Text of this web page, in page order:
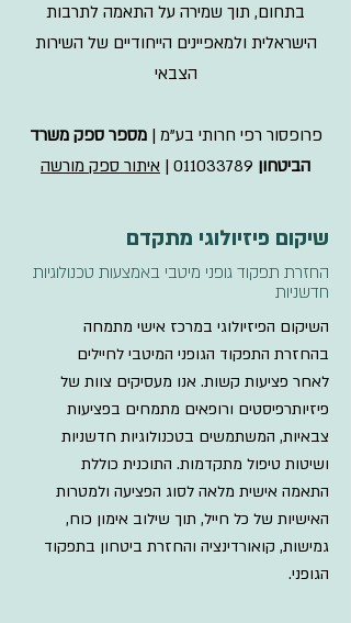
בתחום, תוך שמירה על התאמה לתרבות
הישראלית ולמאפיינים הייחודיים של השירות
הצבאי
פרופסור רפי חרותי בע"מ |מספר ספק משרד
הביטחון 011033789
| איתור ספק מורשה
שיקום פיזיולוגי מתקדם
החזרת תפקוד גופני מיטבי באמצעות טכנולוגיות
חדשניות
השיקום הפיזיולוגי במרכז אישי מתמחה
בהחזרת התפקוד הגופני המיטבי לחיילים
לאחר פציעות קשות. אנו מעסיקים צוות של
פיזיותרפיסטים ורופאים מתמחים בפציעות
צבאיות, המשתמשים בטכנולוגיות חדשניות
ושיטות טיפול מתקדמות. התוכנית כוללת
התאמה אישית מלאה לסוג הפציעה ולמטרות
האישיות של כל חייל, תוך שילוב אימון כוח,
גמישות, קואורדינציה והחזרת ביטחון בתפקוד
הגופני.